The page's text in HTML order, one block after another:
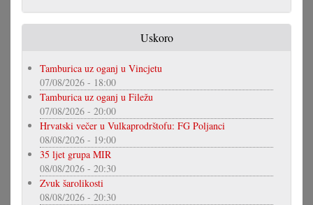
Uskoro
Tamburica uz oganj u Vincjetu
07/08/2026 - 18:00
Tamburica uz oganj u Filežu
07/08/2026 - 20:00
Hrvatski večer u Vulkaprodrštofu: FG Poljanci
08/08/2026 - 19:00
35 ljet grupa MIR
08/08/2026 - 20:30
Zvuk šarolikosti
08/08/2026 - 20:30